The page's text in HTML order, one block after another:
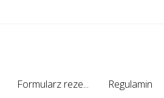
Formularz reze... Regulamin